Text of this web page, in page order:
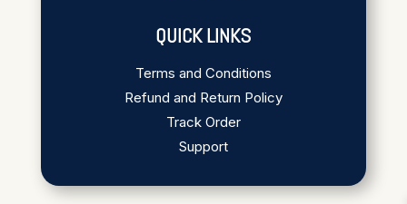
QUICK LINKS
Terms and Conditions
Refund and Return Policy
Track Order
Support